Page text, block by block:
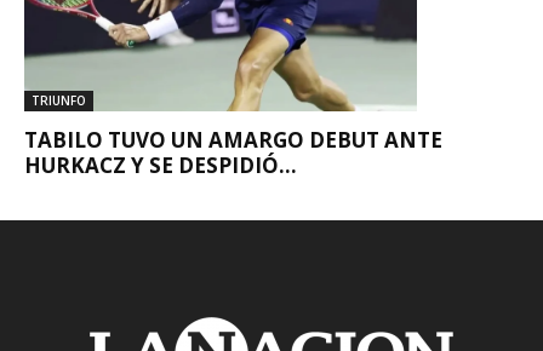
TRIUNFO
TABILO TUVO UN AMARGO DEBUT ANTE
HURKACZ Y SE DESPIDIÓ...